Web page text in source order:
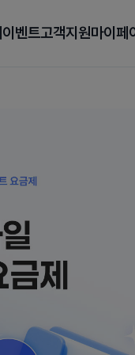
이벤트고객지원마이페